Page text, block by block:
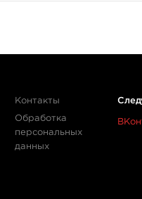
Контакты
Обработка
персональных
данных